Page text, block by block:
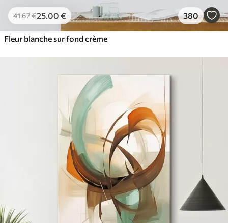
41.67€25.00 € 380
Fleur blanche sur fond crème